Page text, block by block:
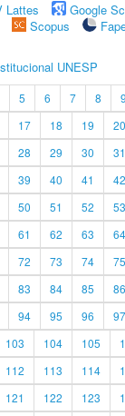
Lattes
Google
Scopus
UNESP
5 6 7 8 9
17 18 19 20
28 29 30 31
39 40 41 42
50 51 52 53
61 62 63 64
72 73 74 75
83 84 85 86
94 95 96 97
103 104 105
112 113 114
121 122 123